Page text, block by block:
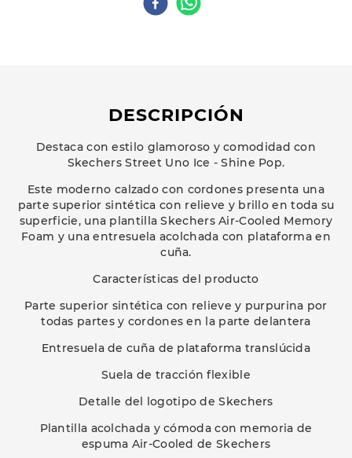
DESCRIPCIÓN
Destaca con estilo glamoroso y comodidad con
Skechers Street Uno Ice - Shine Pop.
Este moderno calzado con cordones presenta una
parte superior sintética con relieve y brillo en toda su
superficie, una plantilla Skechers Air-Cooled Memory
Foam y una entresuela acolchada con plataforma en
cuña.
Características del producto
Parte superior sintética con relieve y purpurina por
todas partes y cordones en la parte delantera
Entresuela de cuña de plataforma translúcida
Suela de tracción flexible
Detalle del logotipo de Skechers
Plantilla acolchada y cómoda con memoria de
espuma Air-Cooled de Skechers